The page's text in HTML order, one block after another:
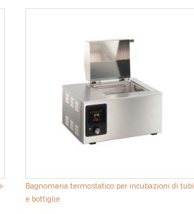
Bagnomaria termostatico per incubazioni di tubi
e bottiglie